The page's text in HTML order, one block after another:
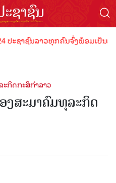
ຊາຊົນລາວທຸກຄົນຈົ່ງພ້ອມເປັນເຈົ້
ະກິດກະສິກຳລາວ
ງສະມາຄົມທຸລະກິດ